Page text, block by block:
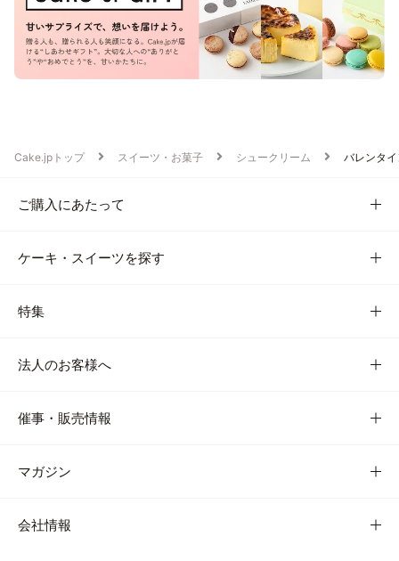
Cake.jpトップ スイーツ・お菓子 シュークリーム バレンタ
ご購入にあたって
ケーキ・スイーツを探す
特集
法人のお客様へ
催事・販売情報
マガジン
会社情報